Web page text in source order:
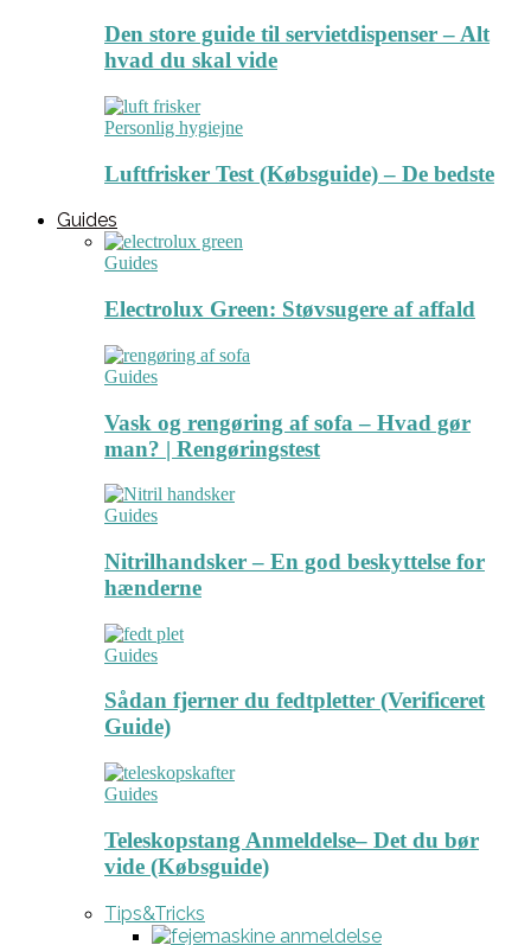
Den store guide til servietdispenser – Alt
hvad du skal vide
Personlig hygiejne
Luftfrisker Test (Købsguide) – De bedste
Guides
Guides
Electrolux Green: Støvsugere af affald
Guides
Vask og rengøring af sofa – Hvad gør
man? | Rengøringstest
Guides
Nitrilhandsker – En god beskyttelse for
hænderne
Guides
Sådan fjerner du fedtpletter (Verificeret
Guide)
Guides
Teleskopstang Anmeldelse– Det du bør
vide (Købsguide)
Tips&Tricks